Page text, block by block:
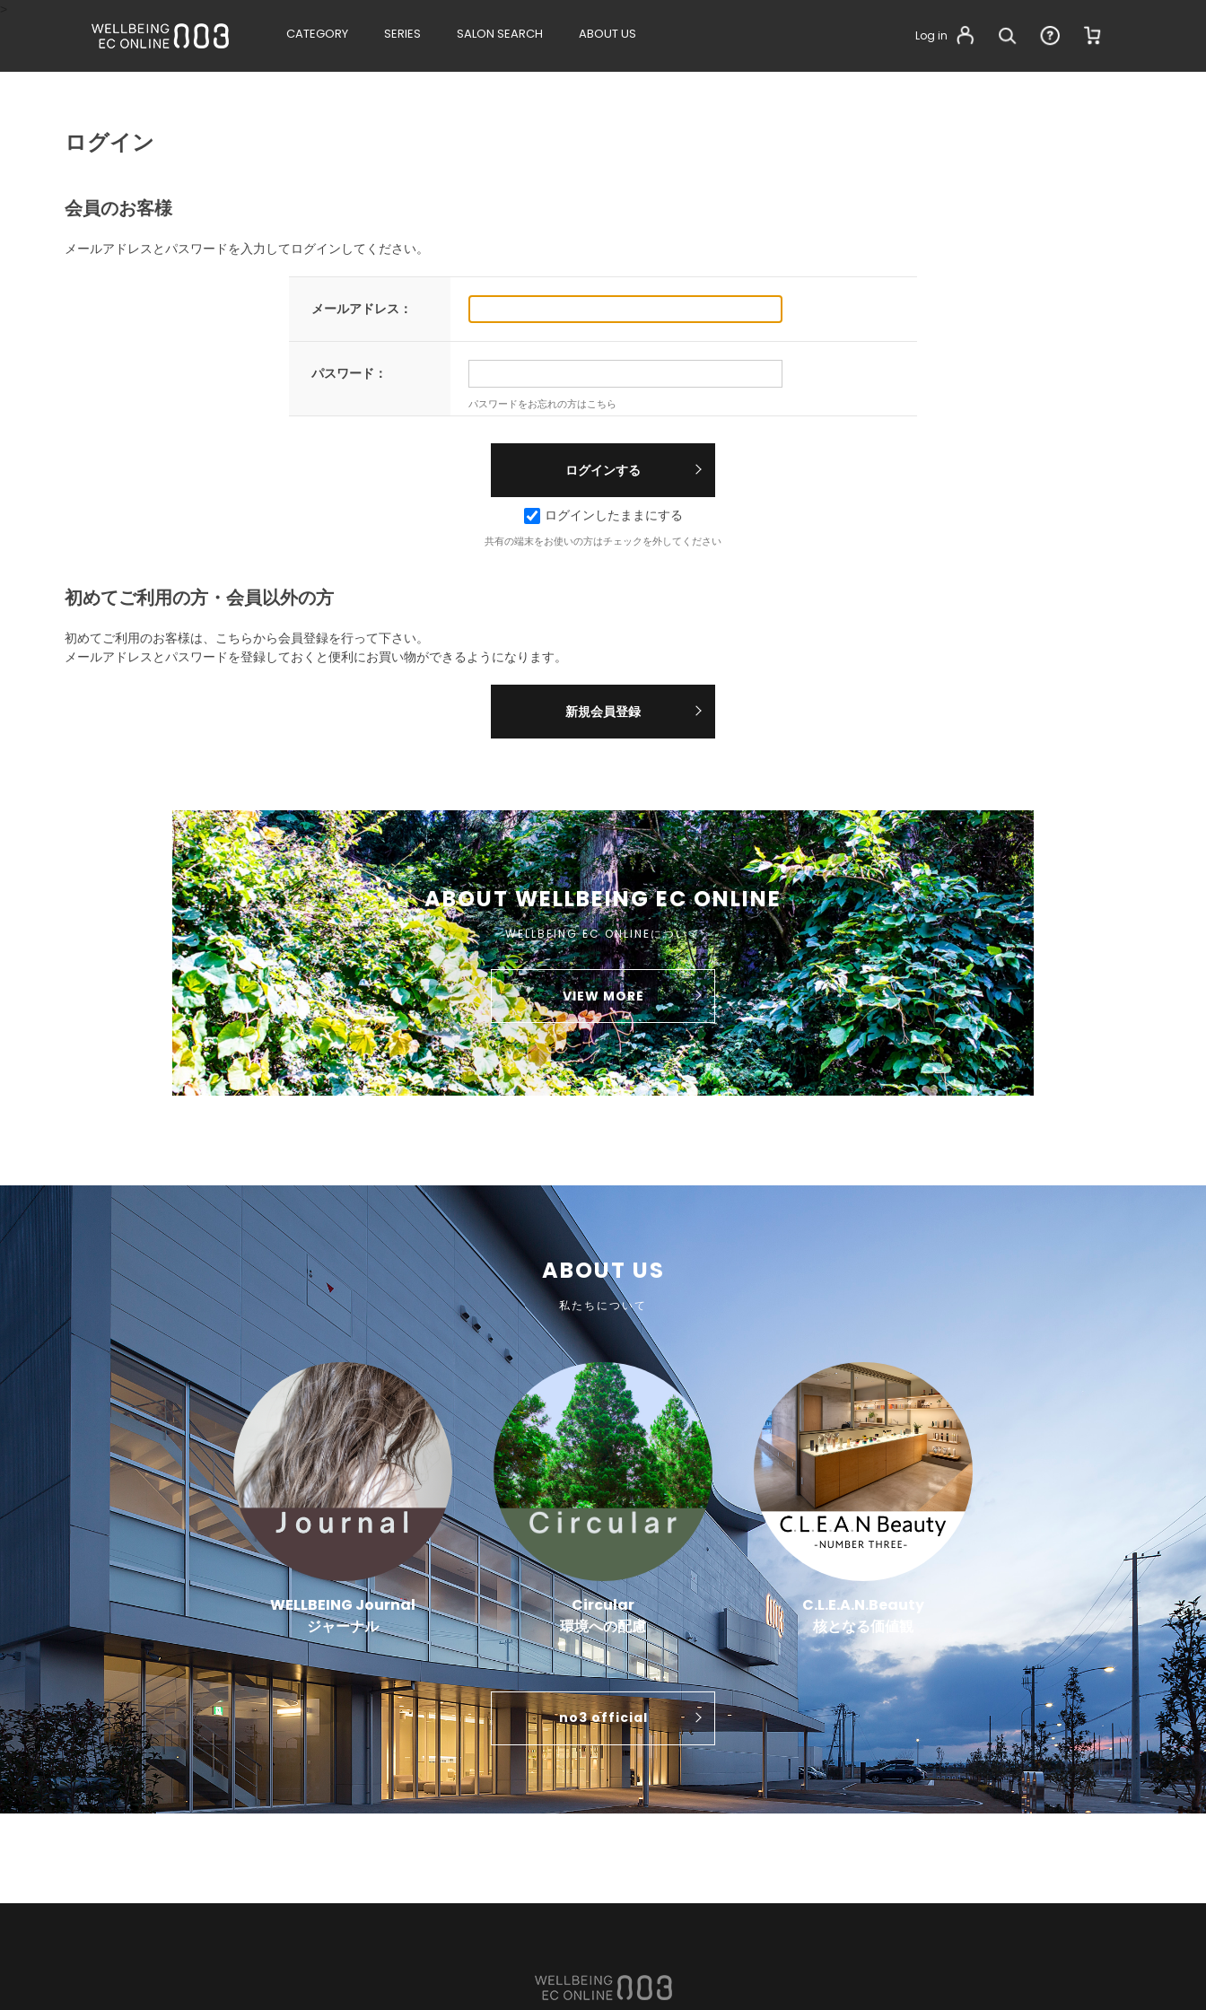
CATEGORY SERIES SALON SEARCH ABOUT US Log in
ログイン
会員のお客様
メールアドレスとパスワードを入力してログインしてください。
メールアドレス：
パスワード：
パスワードをお忘れの方はこちら
ログインしたままにする
共有の端末をお使いの方はチェックを外してください
初めてご利用の方・会員以外の方
初めてご利用のお客様は、こちらから会員登録を行って下さい。
メールアドレスとパスワードを登録しておくと便利にお買い物ができるようになります。
ABOUT WELLBEING EC ONLINE
WELLBEING EC ONLINEについて
VIEW MORE
ABOUT US
私たちについて
WELLBEING Journal
ジャーナル
Circular
環境への配慮
C.L.E.A.N.Beauty
核となる価値観
no3 official